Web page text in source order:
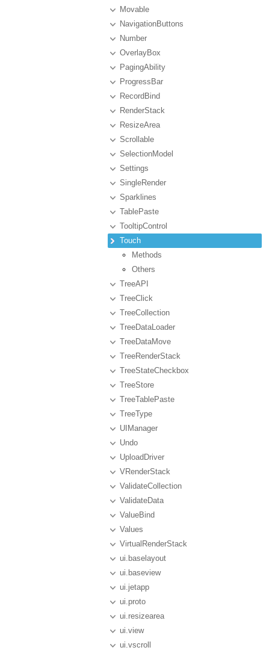
Movable
NavigationButtons
Number
OverlayBox
PagingAbility
ProgressBar
RecordBind
RenderStack
ResizeArea
Scrollable
SelectionModel
Settings
SingleRender
Sparklines
TablePaste
TooltipControl
Touch
Methods
Others
TreeAPI
TreeClick
TreeCollection
TreeDataLoader
TreeDataMove
TreeRenderStack
TreeStateCheckbox
TreeStore
TreeTablePaste
TreeType
UIManager
Undo
UploadDriver
VRenderStack
ValidateCollection
ValidateData
ValueBind
Values
VirtualRenderStack
ui.baselayout
ui.baseview
ui.jetapp
ui.proto
ui.resizearea
ui.view
ui.vscroll